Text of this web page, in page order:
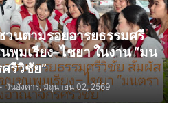
นตามรอยอารยธรรมศรี
มเรียง–ไชยา ในงาน “มน
รีวิชัย”
- วันอังคาร, มิถุนายน 02, 2569